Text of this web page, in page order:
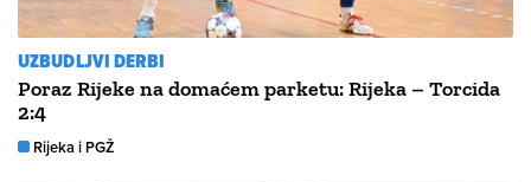
UZBUDLJVI DERBI
Poraz Rijeke na domaćem parketu: Rijeka – Torcida
2:4
Rijeka i PGŽ